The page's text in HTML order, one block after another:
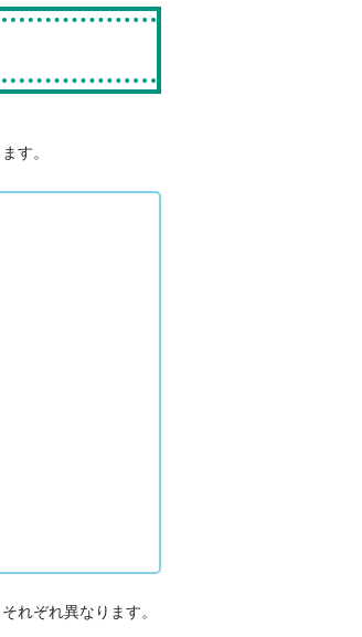
す。
れぞれ異なります。